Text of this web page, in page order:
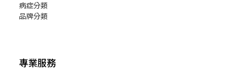
病症分類
品牌分類
專業服務